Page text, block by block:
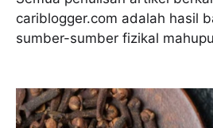
cariblogger.com adalah hasil
sumber-sumber fizikal